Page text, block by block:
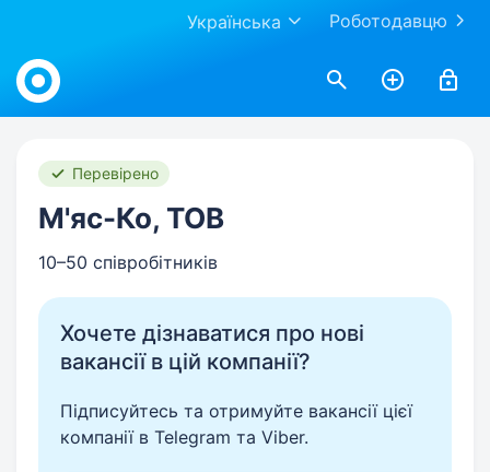
Роботодавцю
Українська
Work.ua
Перевірено
М'яс-Ко, ТОВ
10–50 співробітників
Хочете дізнаватися про нові
вакансії в цій компанії?
Підписуйтесь та отримуйте вакансії цієї
компанії в Telegram та Viber.